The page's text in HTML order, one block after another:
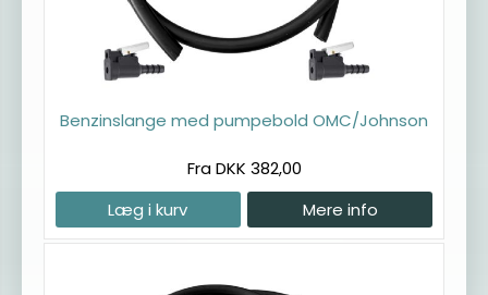
Benzinslange med pumpebold OMC/Johnson
Fra DKK 382,00
Læg i kurv
Mere info